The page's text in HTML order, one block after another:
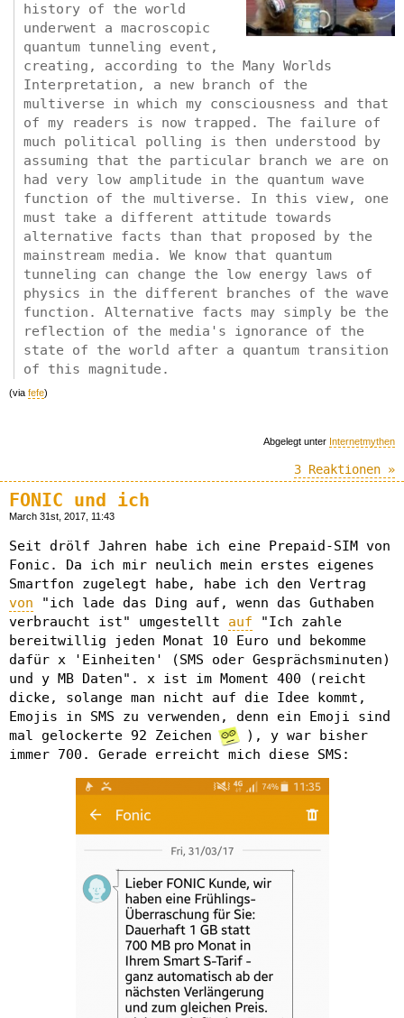
history of the world
underwent a macroscopic
quantum tunneling event,
creating, according to the Many Worlds
Interpretation, a new branch of the
multiverse in which my consciousness and that
of my readers is now trapped. The failure of
much political polling is then understood by
assuming that the particular branch we are on
had very low amplitude in the quantum wave
function of the multiverse. In this view, one
must take a different attitude towards
alternative facts than that proposed by the
mainstream media. We know that quantum
tunneling can change the low energy laws of
physics in the different branches of the wave
function. Alternative facts may simply be the
reflection of the media's ignorance of the
state of the world after a quantum transition
of this magnitude.
(via fefe)
Abgelegt unter Internetmythen
3 Reaktionen »
FONIC und ich
March 31st, 2017, 11:43
Seit drölf Jahren habe ich eine Prepaid-SIM von
Fonic. Da ich mir neulich mein erstes eigenes
Smartfon zugelegt habe, habe ich den Vertrag
von "ich lade das Ding auf, wenn das Guthaben
verbraucht ist" umgestellt auf "Ich zahle
bereitwillig jeden Monat 10 Euro und bekomme
dafür x 'Einheiten' (SMS oder Gesprächsminuten)
und y MB Daten". x ist im Moment 400 (reicht
dicke, solange man nicht auf die Idee kommt,
Emojis in SMS zu verwenden, denn ein Emoji sind
mal gelockerte 92 Zeichen
), y war bisher
immer 700. Gerade erreicht mich diese SMS: